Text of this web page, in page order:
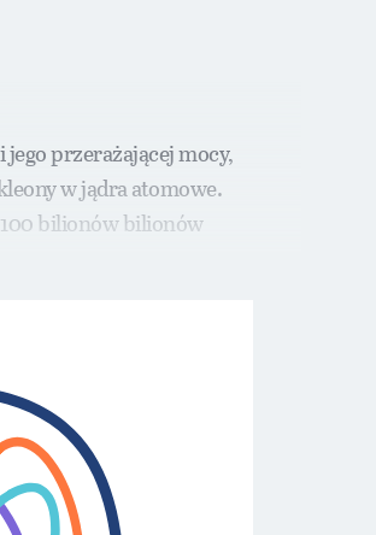
przerażającej mocy,
w jądra atomowe.
bilionów bilionów